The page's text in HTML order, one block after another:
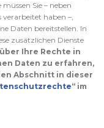
Sie – neben
verarbeitet haben –,
Daten bereitstellen. In
zusätzlichen Dienste
Ihre Rechte in
Daten zu erfahren,
Abschnitt in dieser
“ im